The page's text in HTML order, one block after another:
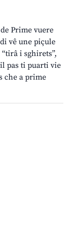
Prime vuere
vê une piçule
i sghirets”,
pas ti puarti vie
che a prime